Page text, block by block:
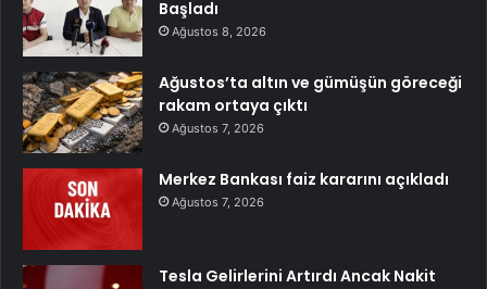
Başladı
Ağustos 8, 2026
Ağustos’ta altın ve gümüşün göreceği
rakam ortaya çıktı
Ağustos 7, 2026
Merkez Bankası faiz kararını açıkladı
Ağustos 7, 2026
Tesla Gelirlerini Artırdı Ancak Nakit